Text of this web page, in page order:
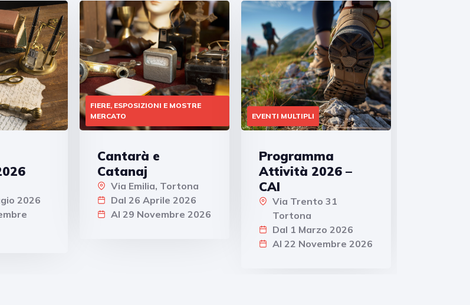
2026
FIERE, ESPOSIZIONI E MOSTRE
MERCATO
Cantarà e
Catanaj
Via Emilia, Tortona
Dal 26 Aprile 2026
Al 29 Novembre 2026
EVENTI MULTIPLI
Programma
Attività 2026 –
CAI
Via Trento 31
Tortona
Dal 1 Marzo 2026
Al 22 Novembre 2026